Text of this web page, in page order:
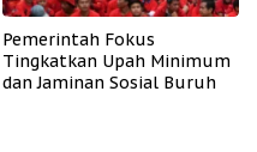
Pemerintah Fokus
Tingkatkan Upah Minimum
dan Jaminan Sosial Buruh